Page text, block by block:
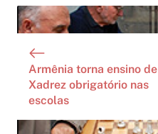
Armênia torna ensino de
Xadrez obrigatório nas
escolas